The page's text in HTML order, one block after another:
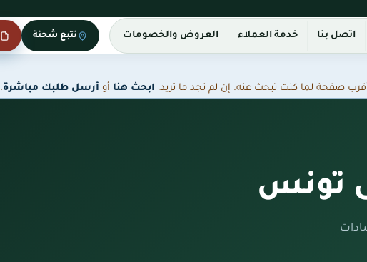
اتصل بنا خدمة العملاء العروض والخصومات تتبع شحنة
صفحة لما كنت تبحث عنه. إن لم تجد ما تريد، ابحث هنا أو أرسل طلبك مباشرة.
تونس